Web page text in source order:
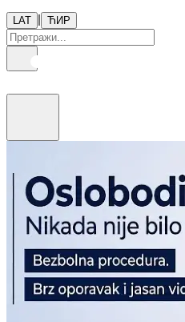
LAT | ЋИР